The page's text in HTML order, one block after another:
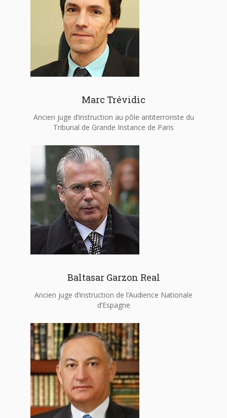
Marc Trévidic
Ancien juge d’instruction au pôle antiterroriste du
Tribunal de Grande Instance de Paris
Baltasar Garzon Real
Ancien juge d’instruction de l’Audience Nationale
d’Espagne